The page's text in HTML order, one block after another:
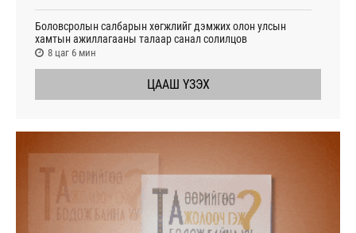
Боловсролын салбарын хөгжлийг дэмжих олон улсын
хамтын ажиллагааны талаар санал солилцов
8 цаг 6 мин
ЦААШ ҮЗЭХ